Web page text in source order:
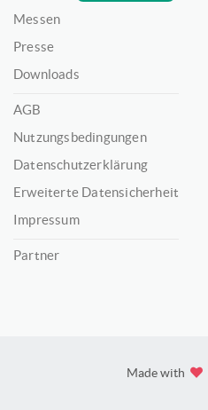
Messen
Presse
Downloads
AGB
Nutzungsbedingungen
Datenschutzerklärung
Erweiterte Datensicherheit
Impressum
Partner
Made with